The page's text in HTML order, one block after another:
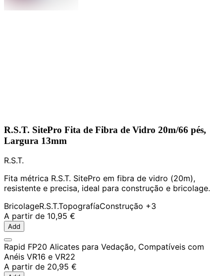
R.S.T. SitePro Fita de Fibra de Vidro 20m/66 pés,
Largura 13mm
R.S.T.
Fita métrica R.S.T. SitePro em fibra de vidro (20m),
resistente e precisa, ideal para construção e bricolage.
BricolageR.S.T.TopografíaConstrução +3
A partir de 10,95 €
Add
Rapid FP20 Alicates para Vedação, Compatíveis com
Anéis VR16 e VR22
A partir de 20,95 €